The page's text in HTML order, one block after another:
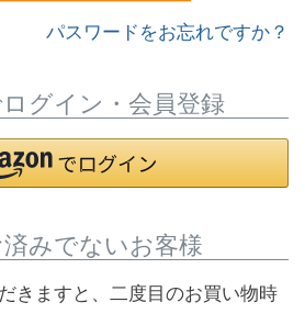
パスワードをお忘れですか？
グイン・会員登録
みでないお客様
きますと、二度目のお買い物時